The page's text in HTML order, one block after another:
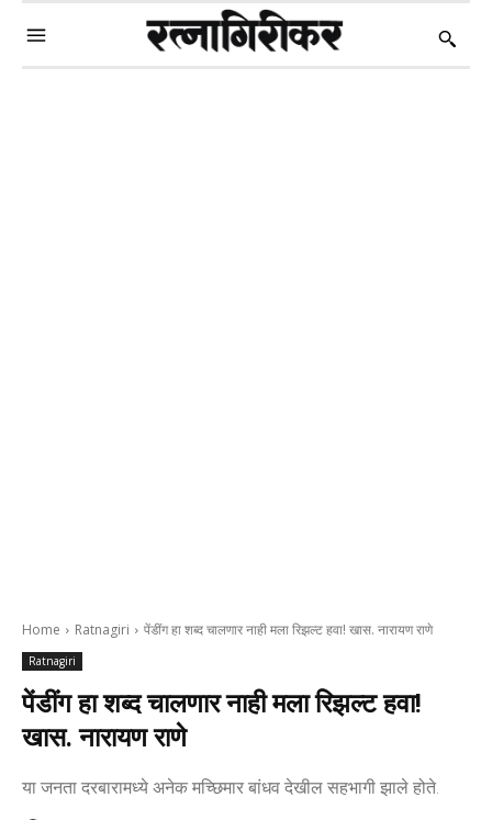
Home Ratnagiri पेंडींग हा शब्द चालणार नाही मला रिझल्ट हवा! खास. नारायण राणे
Ratnagiri
पेंडींग हा शब्द चालणार नाही मला रिझल्ट हवा!
खास. नारायण राणे
या जनता दरबारामध्ये अनेक मच्छिमार बांधव देखील सहभागी झाले होते.